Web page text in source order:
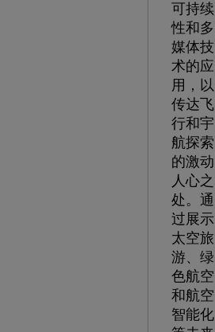
可持续
性和多
媒体技
术的应
用，以
传达飞
行和宇
航探索
的激动
人心之
处。通
过展示
太空旅
游、绿
色航空
和航空
智能化